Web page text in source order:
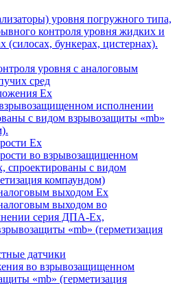
уровня погружного типа,
контроля уровня жидких и
(силосах, бункерах, цистернах).
уровня с аналоговым
сред
Ех
исполнении
с видом взрывозащиты «mb»
Ех
во взрывозащищенном
спроектированы с видом
компаундом)
выходом Ех
выходом во
серия ДПА-Ех,
«mb» (герметизация
датчики
во взрывозащищенном
«mb» (герметизация